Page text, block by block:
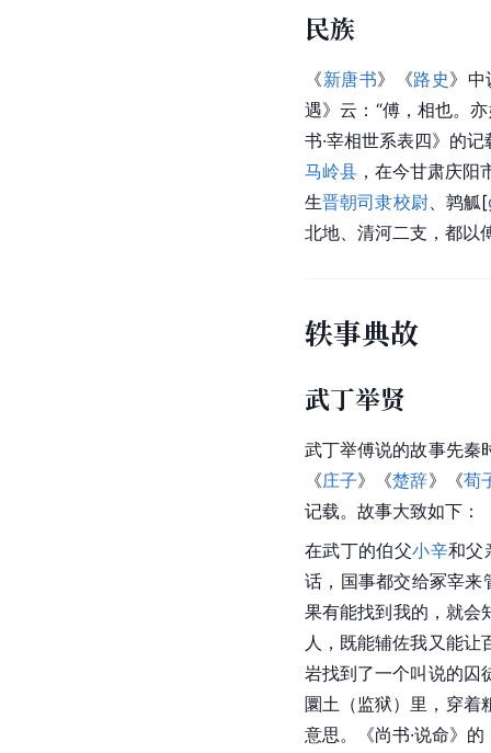
民族
《新唐书》《路史》中
遇》云：“傅，相也。
书·宰相世系表四》的
马岭县 ，在今甘肃庆阳
生晋朝司隶校尉、鹑觚[
北地、清河二支，都以
轶事典故
武丁举贤
武丁举傅说的故事先秦
《庄子》《楚辞》《荀
记载。故事大致如下：
在武丁的伯父小辛和父
话，国事都交给冢宰来
果有能找到我的，就会
人，既能辅佐我又能让
岩找到了一个叫说的囚
圜土（监狱）里，穿着
意思。《尚书·说命》